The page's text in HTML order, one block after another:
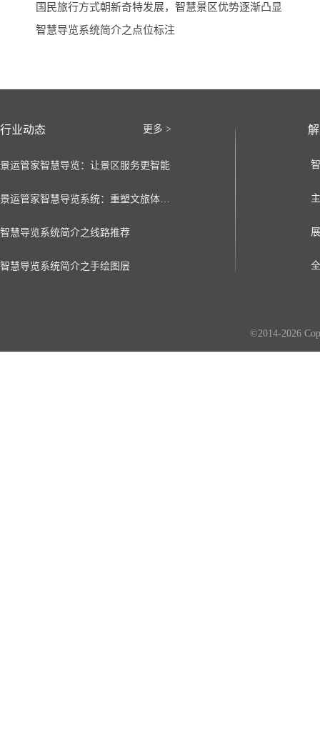
国民旅行方式朝新奇特发展，智慧景区优势逐渐凸显
智慧导览系统简介之点位标注
行业动态 更多 >
景运管家智慧导览：让景区服务更智能
智慧导览系统简介之线路推荐
智慧导览系统简介之手绘图层
©2014-2026